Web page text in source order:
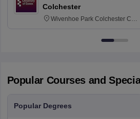
Colchester
Wivenhoe Park Colchester CO4
Popular Courses and
Popular Degrees